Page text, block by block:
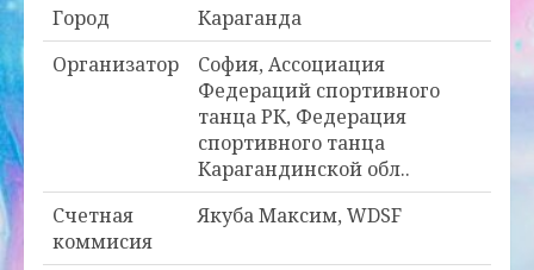
Город
Караганда
Организатор
София, Ассоциация
Федераций спортивного
танца РК, Федерация
спортивного танца
Карагандинской обл..
Счетная
коммисия
Якуба Максим, WDSF